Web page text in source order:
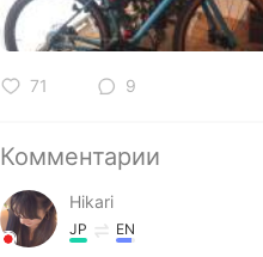
71 9
Комментарии
Hikari
JP EN